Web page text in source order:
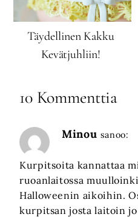
Täydellinen Kakku
Kevätjuhliin!
10 Kommenttia
Minou sanoo:
Kurpitsoita kannattaa
ruoanlaitossa
Halloweenin aikoihin.
kurpitsan josta laitoin